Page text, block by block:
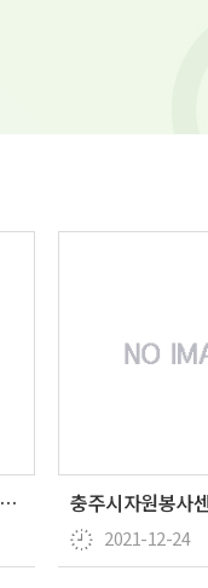
이마트 사회공헌팀, 문화와 생활 가전제품, 생필품 등 …
2021-12-24